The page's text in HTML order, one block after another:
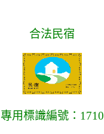
合法民宿
專用標識編號：1710